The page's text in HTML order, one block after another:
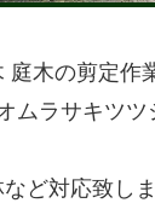
木の剪定作
ムラサキツツ
ど対応致しま